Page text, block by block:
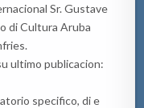
Sr. Gustave
di Cultura Aruba
ultimo publicacion:
specifico, di e